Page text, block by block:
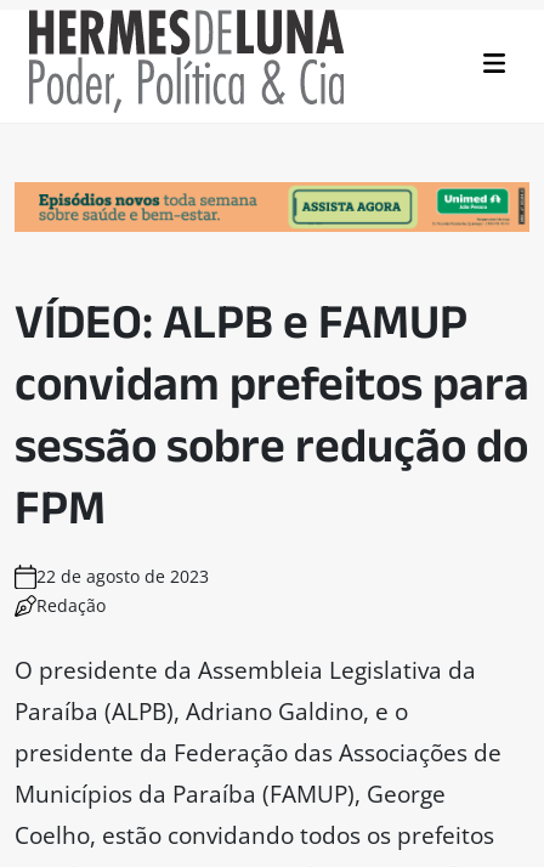
VÍDEO: ALPB e FAMUP
convidam prefeitos para
sessão sobre redução do
FPM
22 de agosto de 2023
Redação
O presidente da Assembleia Legislativa da
Paraíba (ALPB), Adriano Galdino, e o
presidente da Federação das Associações de
Municípios da Paraíba (FAMUP), George
Coelho, estão convidando todos os prefeitos